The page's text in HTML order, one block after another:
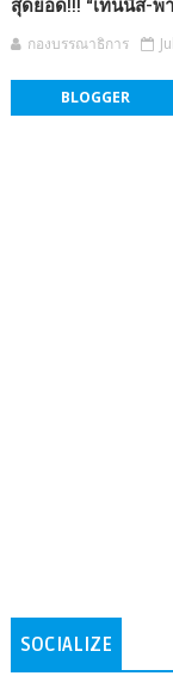
สุดยอด!!! “เทนนิส-พ
กองบรรณาธิการ
BLOGGER
SOCIALIZE